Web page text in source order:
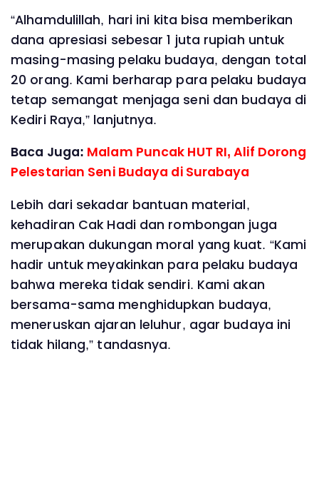
“Alhamdulillah, hari ini kita bisa memberikan
dana apresiasi sebesar 1 juta rupiah untuk
masing-masing pelaku budaya, dengan total
20 orang. Kami berharap para pelaku budaya
tetap semangat menjaga seni dan budaya di
Kediri Raya,” lanjutnya.
Baca Juga: Malam Puncak HUT RI, Alif Dorong
Pelestarian Seni Budaya di Surabaya
Lebih dari sekadar bantuan material,
kehadiran Cak Hadi dan rombongan juga
merupakan dukungan moral yang kuat. “Kami
hadir untuk meyakinkan para pelaku budaya
bahwa mereka tidak sendiri. Kami akan
bersama-sama menghidupkan budaya,
meneruskan ajaran leluhur, agar budaya ini
tidak hilang,” tandasnya.